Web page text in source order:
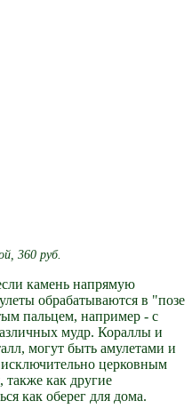
360 руб.
камень напрямую
обрабатываются в "позе
пальцем, например - с
мудр. Кораллы и
могут быть амулетами и
церковным
также как другие
как оберег для дома.